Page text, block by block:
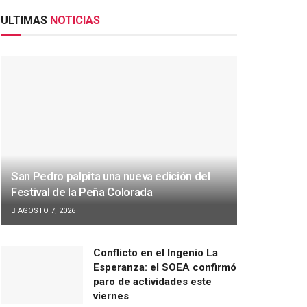
ULTIMAS NOTICIAS
San Pedro palpita una nueva edición del
Festival de la Peña Colorada
AGOSTO 7, 2026
Conflicto en el Ingenio La
Esperanza: el SOEA confirmó
paro de actividades este
viernes